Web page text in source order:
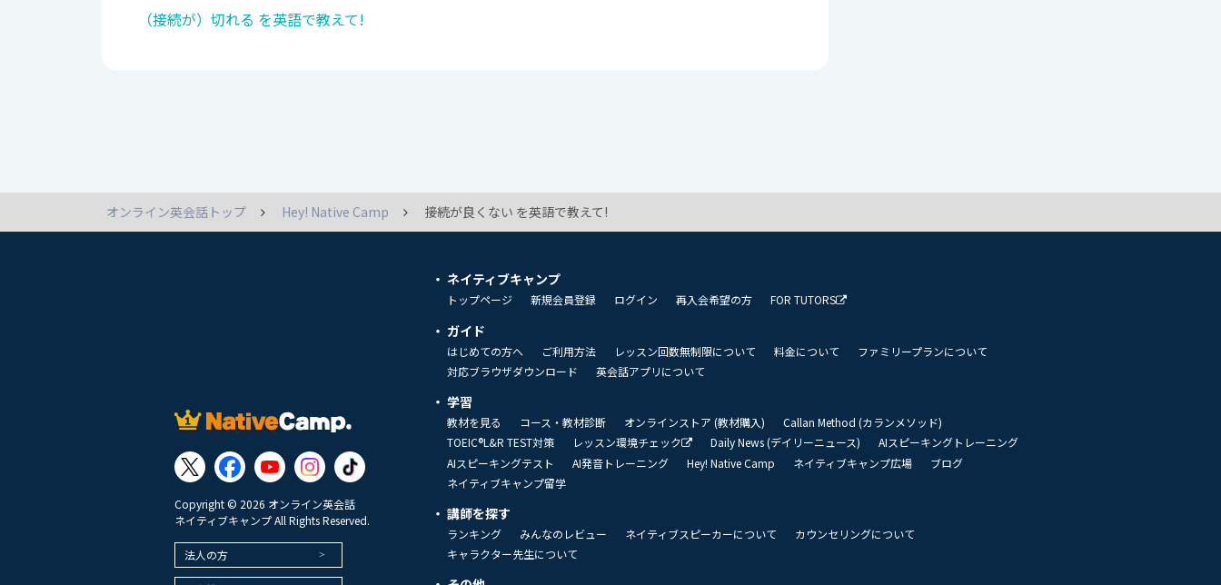
（接続が）切れる を英語で教えて!
オンライン英会話トップ Hey! Native Camp 接続が良くない を英語で教えて!
Copyright © 2026 オンライン英会話
ネイティブキャンプ All Rights Reserved.
法人の方
ネイティブキャンプ
トップページ 新規会員登録 ログイン 再入会希望の方 FOR TUTORS
ガイド
はじめての方へ ご利用方法 レッスン回数無制限について 料金について
ファミリープランについて
対応ブラウザダウンロード
英会話アプリについて
学習
教材を見る コース・教材診断 オンラインストア (教材購入)
Callan Method (カランメソッド)
TOEIC®L&R TEST対策
レッスン環境チェック Daily News (デイリーニュース)
AIスピーキングトレーニング
AIスピーキングテスト
AI発音トレーニング Hey! Native Camp ネイティブキャンプ広場
ブログ
ネイティブキャンプ留学
講師を探す
ランキング みんなのレビュー ネイティブスピーカーについて
カウンセリングについて
キャラクター先生について